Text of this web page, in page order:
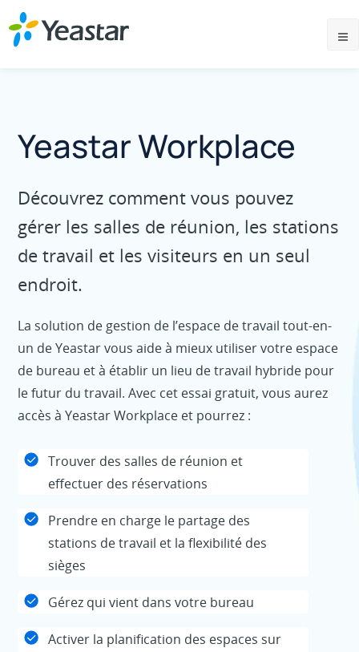
Yeastar Workplace
Découvrez comment vous pouvez
gérer les salles de réunion, les stations
de travail et les visiteurs en un seul
endroit.
La solution de gestion de l’espace de travail tout-en-
un de Yeastar vous aide à mieux utiliser votre espace
de bureau et à établir un lieu de travail hybride pour
le futur du travail. Avec cet essai gratuit, vous aurez
accès à Yeastar Workplace et pourrez :
Trouver des salles de réunion et
effectuer des réservations
Prendre en charge le partage des
stations de travail et la flexibilité des
sièges
Gérez qui vient dans votre bureau
Activer la planification des espaces sur